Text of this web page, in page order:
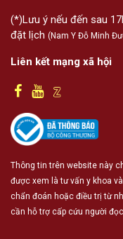
(*)Lưu ý nếu đến sau
đặt lịch (Nam Y Đỗ Minh
Liên kết mạng xã hội
Thông tin trên website này
được xem là tư vấn y khoa
chẩn đoán hoặc điều trị từ
cần hỗ trợ cấp cứu người